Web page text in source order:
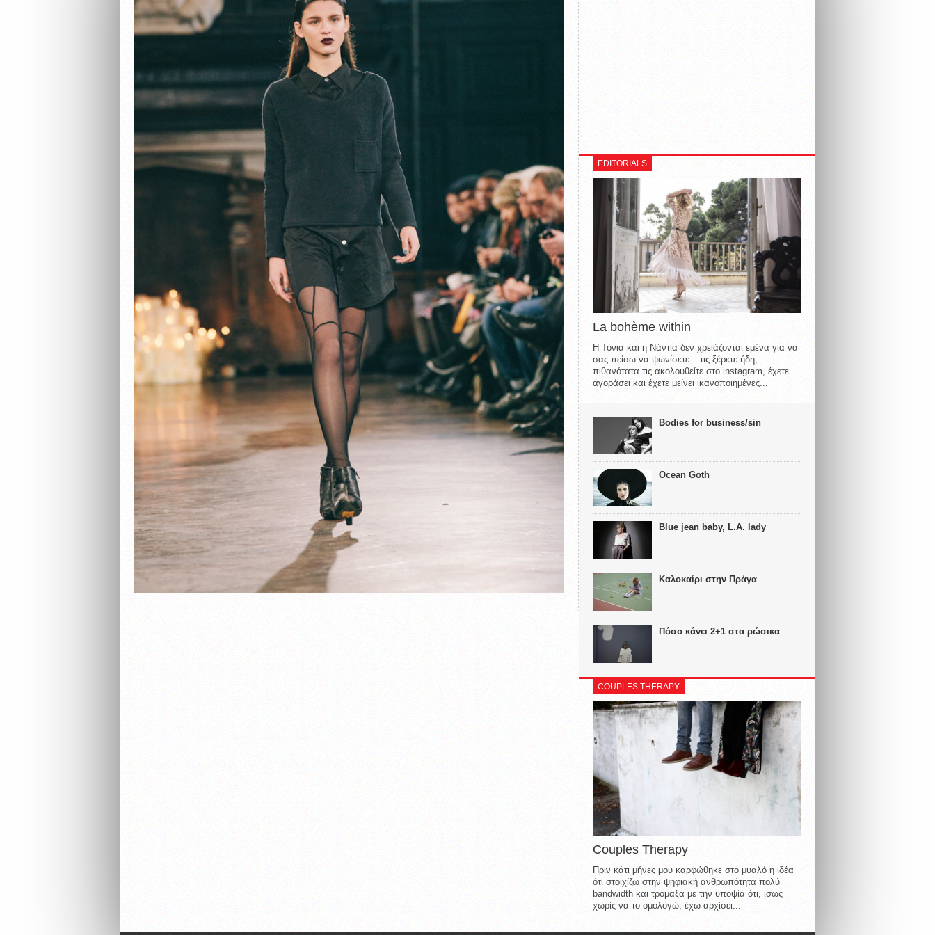
EDITORIALS
La bohème within
Η Τόνια και η Νάντια δεν χρειάζονται εμένα για να
σας πείσω να ψωνίσετε – τις ξέρετε ήδη,
πιθανότατα τις ακολουθείτε στο instagram, έχετε
αγοράσει και έχετε μείνει ικανοποιημένες...
Bodies for business/sin
Ocean Goth
Blue jean baby, L.A. lady
Καλοκαίρι στην Πράγα
Πόσο κάνει 2+1 στα ρώσικα
COUPLES THERAPY
Couples Therapy
Πριν κάτι μήνες μου καρφώθηκε στο μυαλό η ιδέα
ότι στοιχίζω στην ψηφιακή ανθρωπότητα πολύ
bandwidth και τρόμαξα με την υποψία ότι, ίσως
χωρίς να το ομολογώ, έχω αρχίσει...